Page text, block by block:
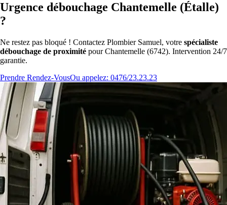
Urgence débouchage Chantemelle (Étalle)
?
Ne restez pas bloqué ! Contactez Plombier Samuel, votre spécialiste
débouchage de proximité pour Chantemelle (6742). Intervention 24/7
garantie.
Prendre Rendez-VousOu appelez: 0476/23.23.23